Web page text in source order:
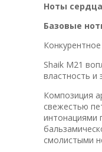
Ноты
Базовые
Shaik M21
властность и
Композиция
свежестью
интонациями
смолистыми